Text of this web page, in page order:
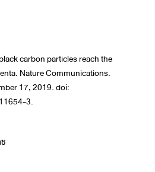
carbon particles reach the
Nature Communications.
17, 2019. doi:
3.